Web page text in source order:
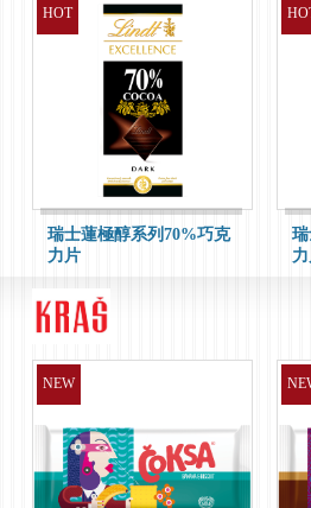
好時金磚杏仁夾餡黑巧克
力
HOT
瑞士蓮極醇系列70%巧克
力片
NEW